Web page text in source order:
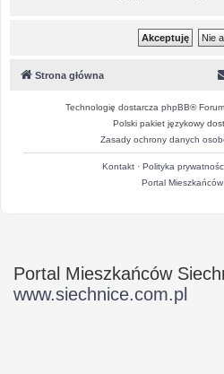
Strona główna
Technologię dostarcza phpBB®
Polski pakiet językowy
Zasady ochrony danych
Kontakt· Polityka
Portal
Portal Mieszkańców
www.siechnice.com.pl